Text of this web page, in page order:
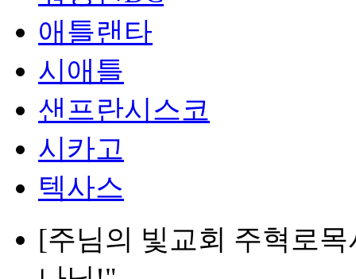
애틀랜타
시애틀
샌프란시스코
시카고
텍사스
[주님의 빛교회 주혁로